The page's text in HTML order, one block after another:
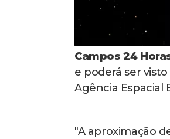
Campos 24
e poderá ser
Agência Espacial
"A aproximação